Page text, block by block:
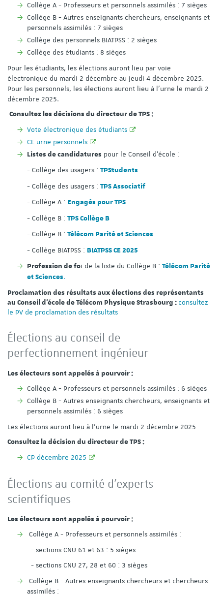
Collège A - Professeurs et personnels assimilés : 7 sièges
Collège B - Autres enseignants chercheurs, enseignants et
personnels assimilés : 7 sièges
Collège des personnels BIATPSS : 2 sièges
Collège des étudiants : 8 sièges
Pour les étudiants, les élections auront lieu par voie
électronique du mardi 2 décembre au jeudi 4 décembre 2025.
Pour les personnels, les élections auront lieu à l’urne le mardi 2
décembre 2025.
Consultez les décisions du directeur de TPS :
Vote électronique des étudiants
CE urne personnels
Listes de candidatures pour le Conseil d'école :
- Collège des usagers : TPStudents
- Collège des usagers : TPS Associatif
- Collège A : Engagés pour TPS
- Collège B : TPS Collège B
- Collège B : Télécom Parité et Sciences
- Collège BIATPSS : BIATPSS CE 2025
Profession de foi de la liste du Collège B : Télécom Parité
et Sciences.
Proclamation des résultats aux élections des représentants
au Conseil d'école de Télécom Physique Strasbourg : consultez
le PV de proclamation des résultats
Élections au conseil de
perfectionnement ingénieur
Les électeurs sont appelés à pourvoir :
Collège A - Professeurs et personnels assimilés : 6 sièges
Collège B - Autres enseignants chercheurs, enseignants et
personnels assimilés : 6 sièges
Les élections auront lieu à l’urne le mardi 2 décembre 2025
Consultez la décision du directeur de TPS :
CP décembre 2025
Élections au comité d’experts
scientifiques
Les électeurs sont appelés à pourvoir :
Collège A - Professeurs et personnels assimilés :
- sections CNU 61 et 63 : 5 sièges
- sections CNU 27, 28 et 60 : 3 sièges
Collège B - Autres enseignants chercheurs et chercheurs
assimilés :